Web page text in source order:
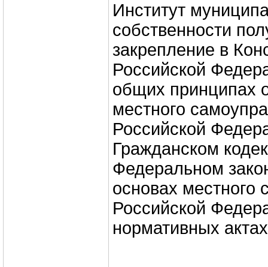
Институт
собственности
закрепление в
Российской
общих принципах
местного
Российской
Гражданском
Федеральном
основах местного
Российской
нормативных